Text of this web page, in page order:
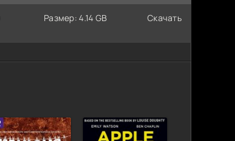
Размер: 4.14 GB Скачать